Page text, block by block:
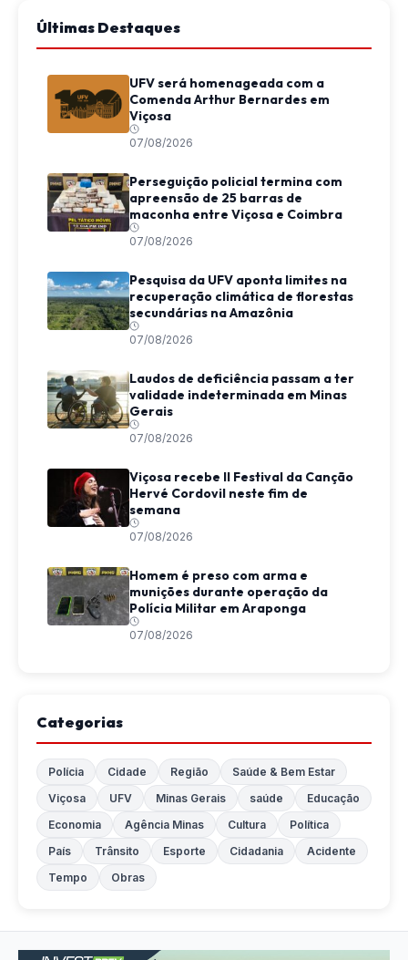
Últimas Destaques
UFV será homenageada com a
Comenda Arthur Bernardes em
Viçosa
07/08/2026
Perseguição policial termina com
apreensão de 25 barras de
maconha entre Viçosa e Coimbra
07/08/2026
Pesquisa da UFV aponta limites na
recuperação climática de florestas
secundárias na Amazônia
07/08/2026
Laudos de deficiência passam a ter
validade indeterminada em Minas
Gerais
07/08/2026
Viçosa recebe II Festival da Canção
Hervé Cordovil neste fim de
semana
07/08/2026
Homem é preso com arma e
munições durante operação da
Polícia Militar em Araponga
07/08/2026
Categorias
Polícia Cidade Região
Saúde & Bem Estar
Viçosa
UFV Minas Gerais saúde
Educação
Economia
Agência Minas Cultura
Política
País
Trânsito Esporte Cidadania
Acidente
Tempo
Obras